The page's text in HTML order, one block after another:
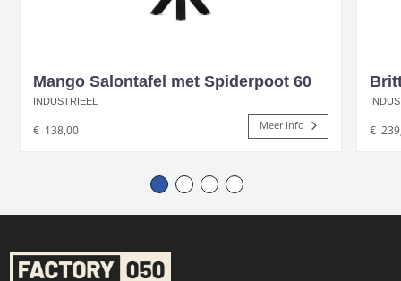
Mango Salontafel met Spiderpoot 60
INDUSTRIEEL
€ 138,00 Meer info €